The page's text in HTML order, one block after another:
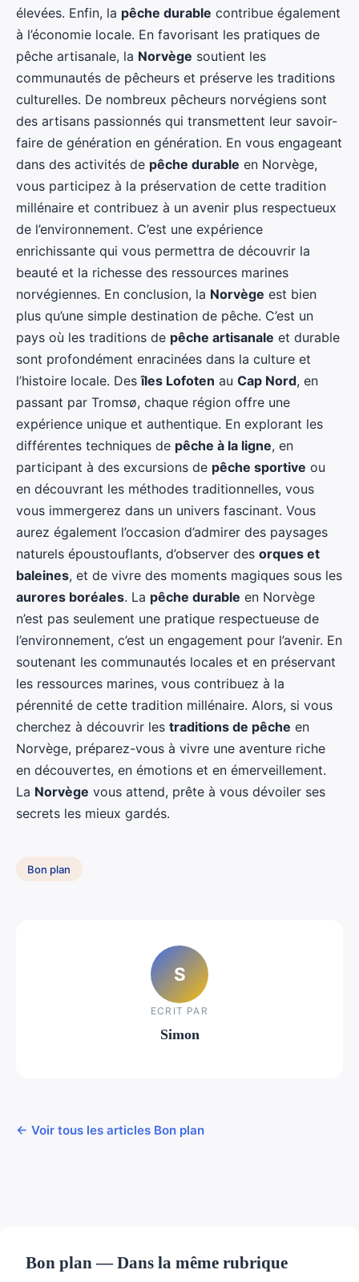
élevées. Enfin, la pêche durable contribue également
à l’économie locale. En favorisant les pratiques de
pêche artisanale, la Norvège soutient les
communautés de pêcheurs et préserve les traditions
culturelles. De nombreux pêcheurs norvégiens sont
des artisans passionnés qui transmettent leur savoir-
faire de génération en génération. En vous engageant
dans des activités de pêche durable en Norvège,
vous participez à la préservation de cette tradition
millénaire et contribuez à un avenir plus respectueux
de l’environnement. C’est une expérience
enrichissante qui vous permettra de découvrir la
beauté et la richesse des ressources marines
norvégiennes. En conclusion, la Norvège est bien
plus qu’une simple destination de pêche. C’est un
pays où les traditions de pêche artisanale et durable
sont profondément enracinées dans la culture et
l’histoire locale. Desîles Lofoten au Cap Nord, en
passant par Tromsø, chaque région offre une
expérience unique et authentique. En explorant les
différentes techniques de pêche à la ligne, en
participant à des excursions de pêche sportive ou
en découvrant les méthodes traditionnelles, vous
vous immergerez dans un univers fascinant. Vous
aurez également l’occasion d’admirer des paysages
naturels époustouflants, d’observer des orques et
baleines, et de vivre des moments magiques sous les
aurores boréales. La pêche durable en Norvège
n’est pas seulement une pratique respectueuse de
l’environnement, c’est un engagement pour l’avenir. En
soutenant les communautés locales et en préservant
les ressources marines, vous contribuez à la
pérennité de cette tradition millénaire. Alors, si vous
cherchez à découvrir les traditions de pêche en
Norvège, préparez-vous à vivre une aventure riche
en découvertes, en émotions et en émerveillement.
La Norvège vous attend, prête à vous dévoiler ses
secrets les mieux gardés.
Bon plan
S
ECRIT PAR
Simon
← Voir tous les articles Bon plan
Bon plan — Dans la même rubrique